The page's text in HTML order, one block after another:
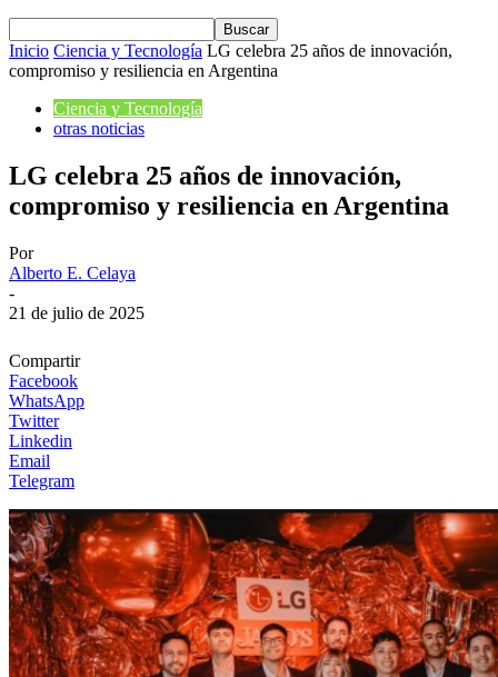
Inicio Ciencia y Tecnología LG celebra 25 años de innovación,
compromiso y resiliencia en Argentina
Ciencia y Tecnología
otras noticias
LG celebra 25 años de innovación,
compromiso y resiliencia en Argentina
Por
Alberto E. Celaya
-
21 de julio de 2025
Compartir
Facebook
WhatsApp
Twitter
Linkedin
Email
Telegram